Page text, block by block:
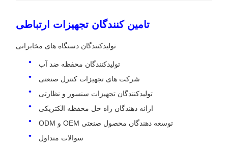
تامین کنندگان تجهیزات ارتباطی
تولیدکنندگان دستگاه های مخابراتی
تولیدکنندگان محفظه ضد آب
شرکت های تجهیزات کنترل صنعتی
تولیدکنندگان تجهیزات سنسور و نظارتی
ارائه دهندگان راه حل محفظه الکتریکی
توسعه دهندگان محصول صنعتی OEM و ODM
سوالات متداول